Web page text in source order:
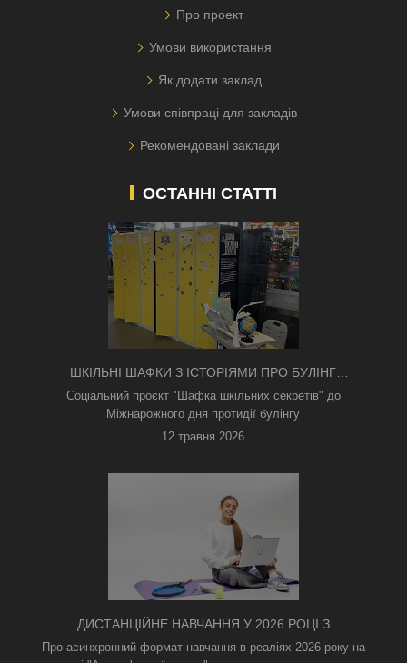
Про проект
Умови використання
Як додати заклад
Умови співпраці для закладів
Рекомендовані заклади
ОСТАННІ СТАТТІ
ШКІЛЬНІ ШАФКИ З ІСТОРІЯМИ ПРО БУЛІНГ
З'ЯВИЛИСЯ В КИЄВІ
Соціальний проєкт "Шафка шкільних секретів" до
Міжнарожного дня протидії булінгу
12 травня 2026
ДИСТАНЦІЙНЕ НАВЧАННЯ У 2026 РОЦІ З
ТРИВОГАМИ ТА БЕЗ СВІТЛА: ЯК АСИНХРОННИЙ
Про асинхронний формат навчання в реаліях 2026 року на